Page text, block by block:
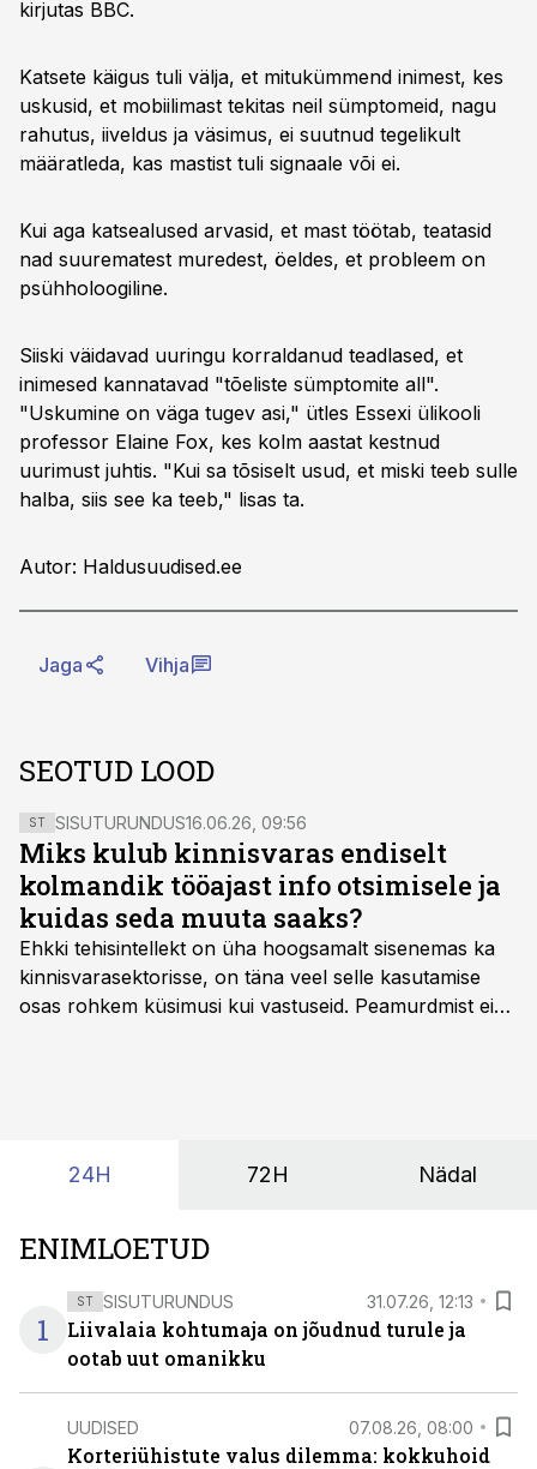
kirjutas BBC.
Katsete käigus tuli välja, et mitukümmend inimest, kes
uskusid, et mobiilimast tekitas neil sümptomeid, nagu
rahutus, iiveldus ja väsimus, ei suutnud tegelikult
määratleda, kas mastist tuli signaale või ei.
Kui aga katsealused arvasid, et mast töötab, teatasid
nad suurematest muredest, öeldes, et probleem on
psühholoogiline.
Siiski väidavad uuringu korraldanud teadlased, et
inimesed kannatavad "tõeliste sümptomite all".
"Uskumine on väga tugev asi," ütles Essexi ülikooli
professor Elaine Fox, kes kolm aastat kestnud
uurimust juhtis. "Kui sa tõsiselt usud, et miski teeb sulle
halba, siis see ka teeb," lisas ta.
Autor: Haldusuudised.ee
Jaga Vihja
SEOTUD LOOD
ST SISUTURUNDUS16.06.26, 09:56
Miks kulub kinnisvaras endiselt
kolmandik tööajast info otsimisele ja
kuidas seda muuta saaks?
Ehkki tehisintellekt on üha hoogsamalt sisenemas ka
kinnisvarasektorisse, on täna veel selle kasutamise
osas rohkem küsimusi kui vastuseid. Peamurdmist ei
24H 72H Nädal
ENIMLOETUD
1
ST SISUTURUNDUS 31.07.26, 12:13
Liivalaia kohtumaja on jõudnud turule ja
ootab uut omanikku
UUDISED 07.08.26, 08:00
Korteriühistute valus dilemma: kokkuhoid